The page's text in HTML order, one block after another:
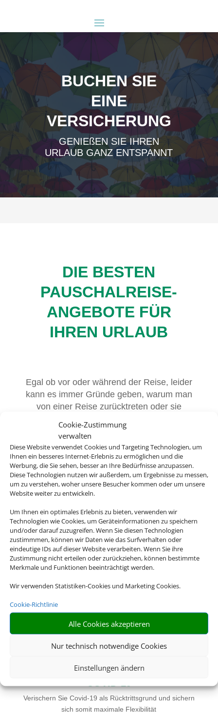
Cookie-Zustimmung
verwalten
Diese Website verwendet Cookies und Targeting Technologien, um
Ihnen ein besseres Internet-Erlebnis zu ermöglichen und die
Werbung, die Sie sehen, besser an Ihre Bedürfnisse anzupassen.
Diese Technologien nutzen wir außerdem, um Ergebnisse zu messen,
um zu verstehen, woher unsere Besucher kommen oder um unsere
Website weiter zu entwickeln.
Um Ihnen ein optimales Erlebnis zu bieten, verwenden wir
Technologien wie Cookies, um Geräteinformationen zu speichern
und/oder darauf zuzugreifen. Wenn Sie diesen Technologien
zustimmmen, können wir Daten wie das Surfverhalten oder
eindeutige IDs auf dieser Website verarbeiten. Wenn Sie ihre
Zustimmung nicht erteilen oder zurückziehen, können bestimmte
Merkmale und Funktionen beeinträchtigt werden.
Wir verwenden Statistiken-Cookies und Marketing Cookies.
Cookie-Richtlinie
Alle Cookies akzeptieren
Nur technisch notwendige Cookies
Einstellungen ändern
BUCHEN SIE
EINE
VERSICHERUNG
GENIEßEN SIE IHREN
URLAUB GANZ ENTSPANNT
DIE BESTEN
PAUSCHALREISE-
ANGEBOTE FÜR
IHREN URLAUB
Egal ob vor oder während der Reise, leider
kann es immer Gründe geben, warum man
von einer Reise zurücktreten oder sie
passenden Versicherungen für jede
Eventualität.
Für eine detaillierte Beratung zu Ihrer
Versicherung, wenden Sie sich gerne an
uns.

GEPÄCK

Verischern Sie Covid-19 als Rücktrittsgrund und sichern
sich somit maximale Flexibilität